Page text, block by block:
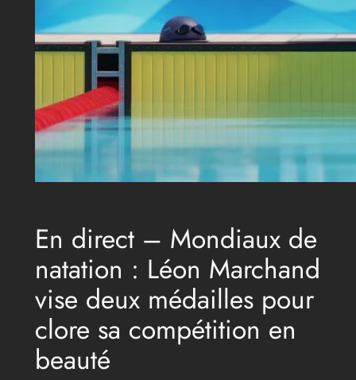
En direct – Mondiaux de
natation : Léon Marchand
vise deux médailles pour
clore sa compétition en
beauté